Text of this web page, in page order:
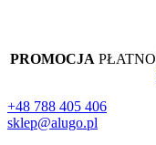
PROMOCJA
+48 788 405 406
sklep@alugo.pl